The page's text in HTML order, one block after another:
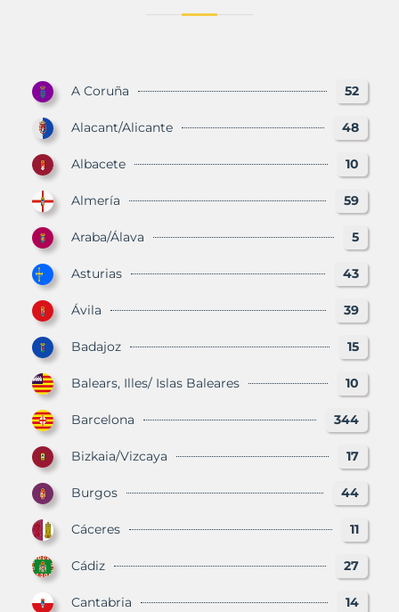
A Coruña 52
Alacant/Alicante 48
Albacete 10
Almería 59
Araba/Álava 5
Asturias 43
Ávila 39
Badajoz 15
Balears, Illes/ Islas Baleares 10
Barcelona 344
Bizkaia/Vizcaya 17
Burgos 44
Cáceres 11
Cádiz 27
Cantabria 14